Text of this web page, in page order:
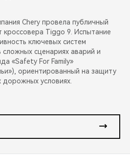
Chery провела публичный
кроссовера Tiggo 9. Испытание
ключевых систем
сценариях аварий и
«Safety For Family»
ориентированный на защиту
условиях.